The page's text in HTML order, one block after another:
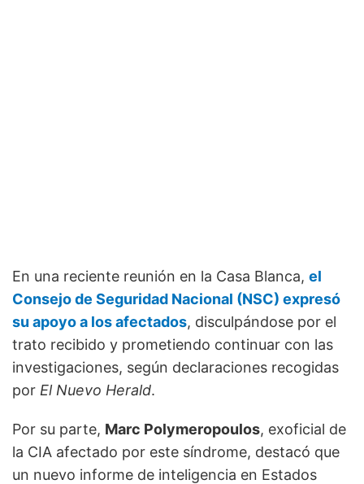
En una reciente reunión en la Casa Blanca, el
Consejo de Seguridad Nacional (NSC) expresó
su apoyo a los afectados, disculpándose por el
trato recibido y prometiendo continuar con las
investigaciones, según declaraciones recogidas
por El Nuevo Herald.
Por su parte, Marc Polymeropoulos, exoficial de
la CIA afectado por este síndrome, destacó que
un nuevo informe de inteligencia en Estados